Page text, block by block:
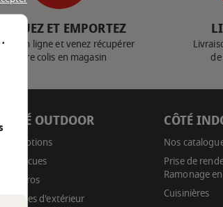
ET EMPORTEZ
en ligne et venez récupérer
votre colis en magasin
CÔTÉ OUTDOOR
Promotions
Barbecues
Braseros
Cuisines d'extérieur
CÔTÉ
Nos
Prise de
Ramonage
Cuisinières